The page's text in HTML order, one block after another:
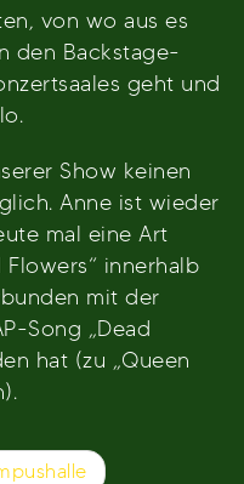
von wo aus es
den Backstage-
geht und
Show keinen
Anne ist wieder
mal eine Art
innerhalb
mit der
Song „Dead
hat (zu „Queen